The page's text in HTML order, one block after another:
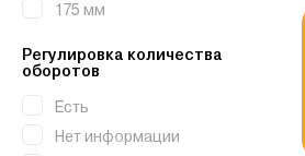
175 мм
230 мм
300 мм
Регулировка количества
оборотов
Есть
Нет информации